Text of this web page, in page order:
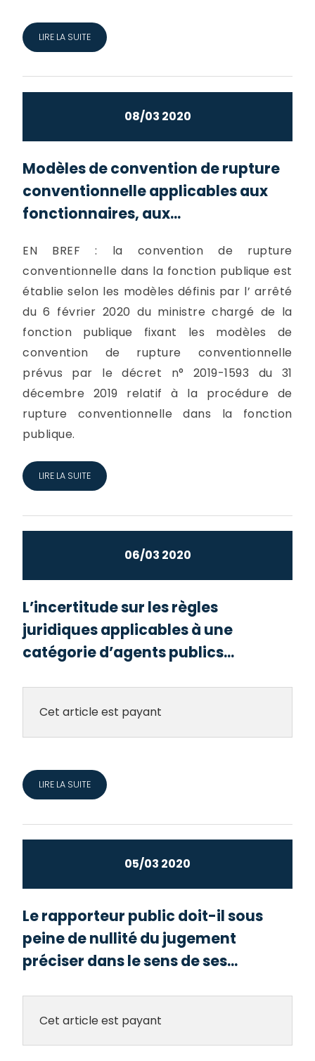
LIRE LA SUITE
08/03 2020
Modèles de convention de rupture
conventionnelle applicables aux
fonctionnaires, aux...
EN BREF : la convention de rupture
conventionnelle dans la fonction publique est
établie selon les modèles définis par l’ arrêté
du 6 février 2020 du ministre chargé de la
fonction publique fixant les modèles de
convention de rupture conventionnelle
prévus par le décret n° 2019-1593 du 31
décembre 2019 relatif à la procédure de
rupture conventionnelle dans la fonction
publique.
LIRE LA SUITE
06/03 2020
L’incertitude sur les règles
juridiques applicables à une
catégorie d’agents publics...
Cet article est payant
LIRE LA SUITE
05/03 2020
Le rapporteur public doit-il sous
peine de nullité du jugement
préciser dans le sens de ses...
Cet article est payant